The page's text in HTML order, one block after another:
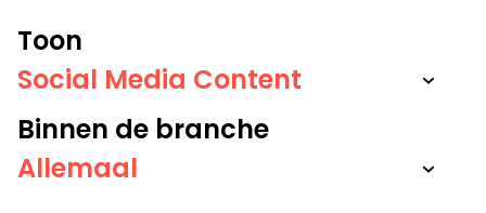
Toon
Binnen de branche